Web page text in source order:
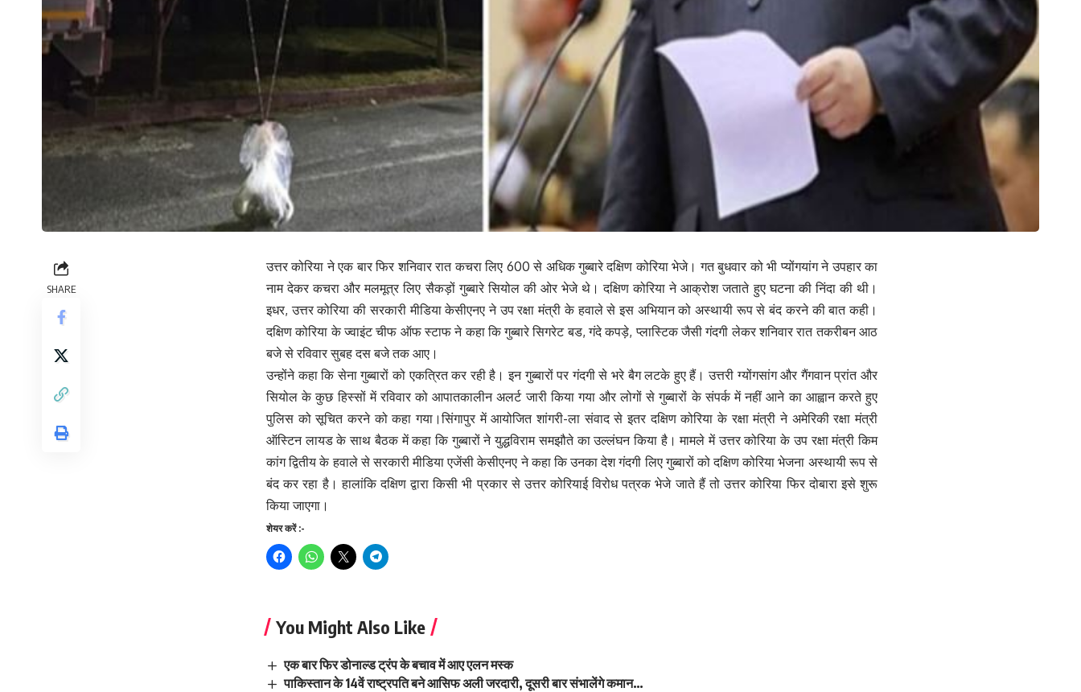
SHARE
उत्तर कोरिया ने एक बार फिर शनिवार रात कचरा लिए 600 से अधिक गुब्बारे दक्षिण कोरिया भेजे। गत बुधवार को भी प्योंगयांग ने उपहार का
नाम देकर कचरा और मलमूत्र लिए सैकड़ों गुब्बारे सियोल की ओर भेजे थे। दक्षिण कोरिया ने आक्रोश जताते हुए घटना की निंदा की थी।
इधर, उत्तर कोरिया की सरकारी मीडिया केसीएनए ने उप रक्षा मंत्री के हवाले से इस अभियान को अस्थायी रूप से बंद करने की बात कही।
दक्षिण कोरिया के ज्वाइंट चीफ ऑफ स्टाफ ने कहा कि गुब्बारे सिगरेट बड, गंदे कपड़े, प्लास्टिक जैसी गंदगी लेकर शनिवार रात तकरीबन आठ
बजे से रविवार सुबह दस बजे तक आए।
उन्होंने कहा कि सेना गुब्बारों को एकत्रित कर रही है। इन गुब्बारों पर गंदगी से भरे बैग लटके हुए हैं। उत्तरी ग्योंगसांग और गैंगवान प्रांत और
सियोल के कुछ हिस्सों में रविवार को आपातकालीन अलर्ट जारी किया गया और लोगों से गुब्बारों के संपर्क में नहीं आने का आह्वान करते हुए
पुलिस को सूचित करने को कहा गया।सिंगापुर में आयोजित शांगरी-ला संवाद से इतर दक्षिण कोरिया के रक्षा मंत्री ने अमेरिकी रक्षा मंत्री
ऑस्टिन लायड के साथ बैठक में कहा कि गुब्बारों ने युद्धविराम समझौते का उल्लंघन किया है। मामले में उत्तर कोरिया के उप रक्षा मंत्री किम
कांग द्वितीय के हवाले से सरकारी मीडिया एजेंसी केसीएनए ने कहा कि उनका देश गंदगी लिए गुब्बारों को दक्षिण कोरिया भेजना अस्थायी रूप से
बंद कर रहा है। हालांकि दक्षिण द्वारा किसी भी प्रकार से उत्तर कोरियाई विरोध पत्रक भेजे जाते हैं तो उत्तर कोरिया फिर दोबारा इसे शुरू
किया जाएगा।
शेयर करें :-
You Might Also Like
एक बार फिर डोनाल्ड ट्रंप के बचाव में आए एलन मस्क
पाकिस्तान के 14वें राष्ट्रपति बने आसिफ अली जरदारी, दूसरी बार संभालेंगे कमान…